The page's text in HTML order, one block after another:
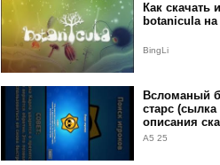
Как скачать
botanicula
BingLi
Всломаный
старс (сылка
описания
дадада вы
А5 25